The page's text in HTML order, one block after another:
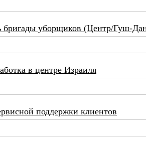
бригады уборщиков (Центр/Гуш-
в центре Израиля
поддержки клиентов